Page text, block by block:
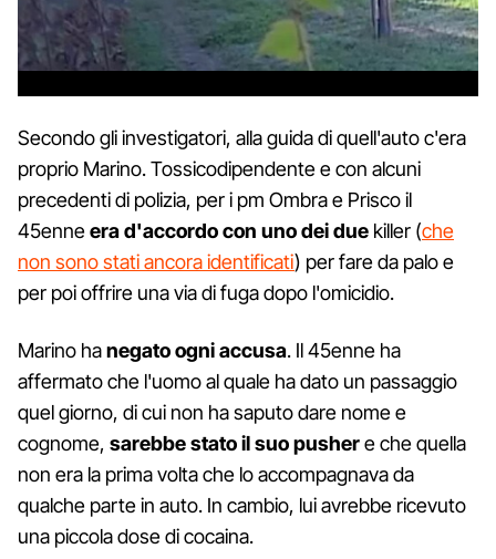
Secondo gli investigatori, alla guida di quell'auto c'era
proprio Marino. Tossicodipendente e con alcuni
precedenti di polizia, per i pm Ombra e Prisco il
45enneera d'accordo con uno dei due killer (che
non sono stati ancora identificati) per fare da palo e
per poi offrire una via di fuga dopo l'omicidio.
Marino hanegato ogni accusa. Il 45enne ha
affermato che l'uomo al quale ha dato un passaggio
quel giorno, di cui non ha saputo dare nome e
cognome, sarebbe stato il suo pushere che quella
non era la prima volta che lo accompagnava da
qualche parte in auto. In cambio, lui avrebbe ricevuto
una piccola dose di cocaina.